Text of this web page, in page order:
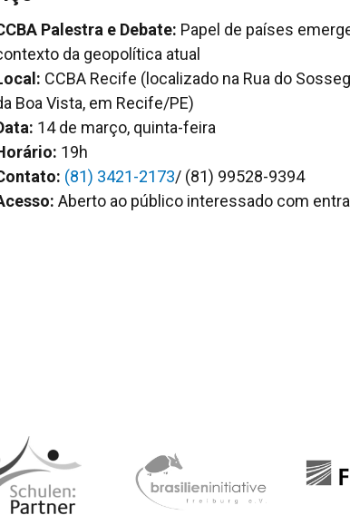
Palestra e Debate: Papel de países
da geopolítica atual
CCBA Recife (localizado na Rua do
Boa Vista, em Recife/PE)
14 de março, quinta-feira
19h
(81) 3421-2173/ (81) 99528-9394
Aberto ao público interessado com